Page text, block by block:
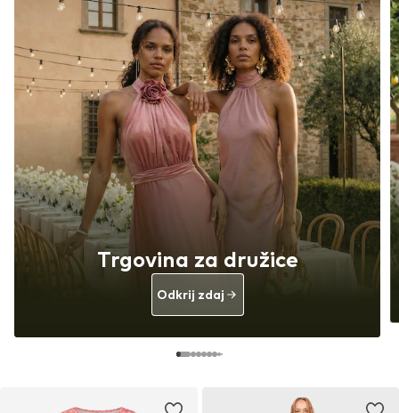
Trgovina za družice
Odkrij zdaj